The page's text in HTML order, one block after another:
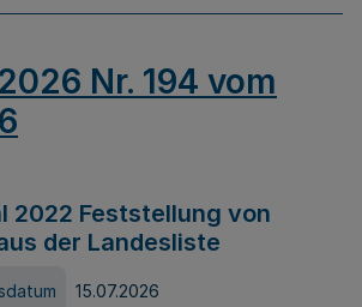
Nr. 194 vom
2022 Feststellung von
der Landesliste
15.07.2026